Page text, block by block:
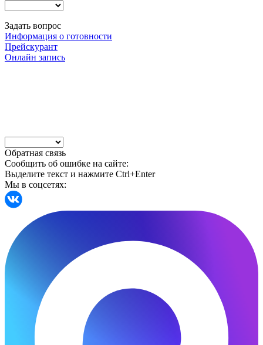
Задать вопрос
Информация о готовности
Прейскурант
Онлайн запись
Обратная связь
Сообщить об ошибке на сайте:
Выделите текст и нажмите Ctrl+Enter
Мы в соцсетях: